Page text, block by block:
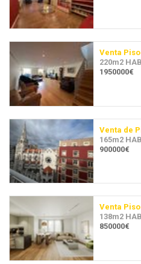
Venta
220m2
1950000€
Venta de
165m2
900000€
Venta
138m2
850000€